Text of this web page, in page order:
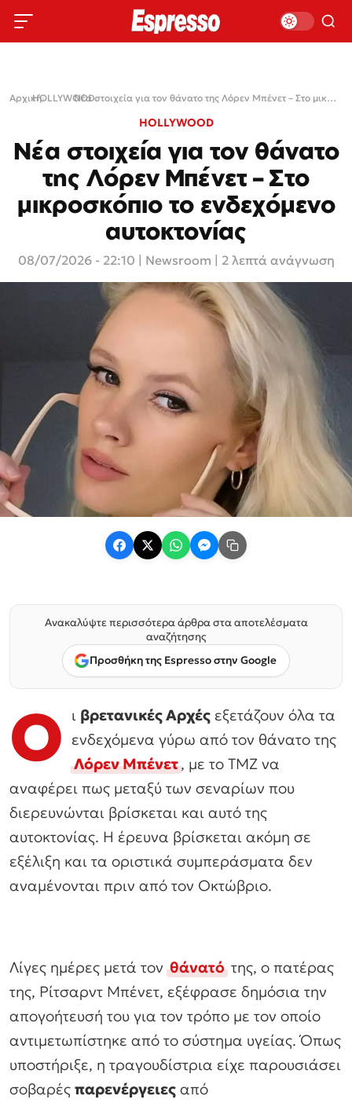
Αρχική›
HOLLYWOOD› Νέα στοιχεία για τον θάνατο της Λόρεν Μπένετ – Στο μικροσκόπιο το ενδεχόμενο αυτοκτονίας
HOLLYWOOD
Νέα στοιχεία για τον θάνατο
της Λόρεν Μπένετ – Στο
μικροσκόπιο το ενδεχόμενο
αυτοκτονίας
08/07/2026 - 22:10 Newsroom | 2 λεπτά ανάγνωση
Ανακαλύψτε περισσότερα άρθρα στα αποτελέσματα
αναζήτησης
Προσθήκη της Espresso στην Google
Ο ι βρετανικές Αρχές εξετάζουν όλα τα
ενδεχόμενα γύρω από τον θάνατο της
Λόρεν Μπένετ, με το TMZ να
αναφέρει πως μεταξύ των σεναρίων που
διερευνώνται βρίσκεται και αυτό της
αυτοκτονίας. Η έρευνα βρίσκεται ακόμη σε
εξέλιξη και τα οριστικά συμπεράσματα δεν
αναμένονται πριν από τον Οκτώβριο.
Λίγες ημέρες μετά τονθάνατότης, ο πατέρας
της, Ρίτσαρντ Μπένετ, εξέφρασε δημόσια την
απογοήτευσή του για τον τρόπο με τον οποίο
αντιμετωπίστηκε από το σύστημα υγείας. Όπως
υποστήριξε, η τραγουδίστρια είχε παρουσιάσει
σοβαρές παρενέργειες από